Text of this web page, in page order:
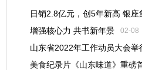
日销2.8亿元，创5年新高 银座
增强核心力 共书新年景 02-08
山东省2022年工作动员大会举
美食纪录片《山东味道》重磅